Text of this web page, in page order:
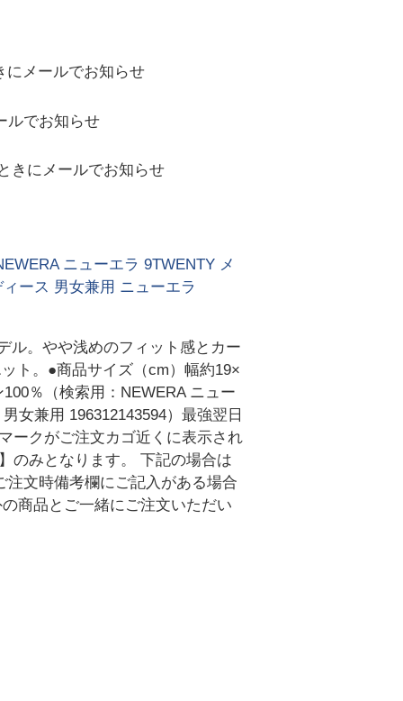
にメールでお知らせ
ルでお知らせ
きにメールでお知らせ
ニューエラ 9TWENTY メ
ース 男女兼用 ニューエラ
ル。やや浅めのフィット感とカー
ト。●商品サイズ（cm）幅約19×
％（検索用：NEWERA ニュー
女兼用 196312143594）最強翌日
ークがご注文カゴ近くに表示され
のみとなります。 下記の場合は
文時備考欄にご記入がある場合
商品とご一緒にご注文いただい